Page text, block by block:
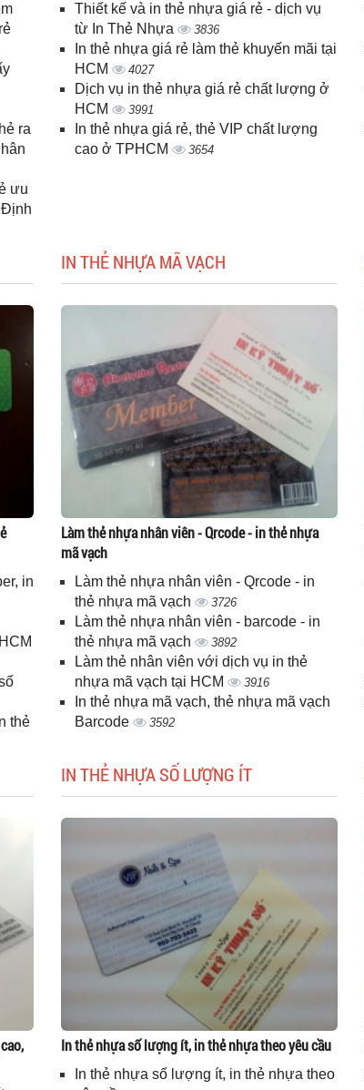
ra
ưu
Định
Thiết kế và in thẻ nhựa giá rẻ - dịch vụ
từ In Thẻ Nhựa
3836
In thẻ nhựa giá rẻ làm thẻ khuyến mãi tại
HCM
4027
Dịch vụ in thẻ nhựa giá rẻ chất lượng ở
HCM
3991
In thẻ nhựa giá rẻ, thẻ VIP chất lượng
cao ở TPHCM
3654
in
thẻ
IN THẺ NHỰA MÃ VẠCH
Làm thẻ nhựa nhân viên - Qrcode - in thẻ nhựa
mã vạch
Làm thẻ nhựa nhân viên - Qrcode - in
thẻ nhựa mã vạch
3726
Làm thẻ nhựa nhân viên - barcode - in
thẻ nhựa mã vạch
3892
Làm thẻ nhân viên với dịch vụ in thẻ
nhựa mã vạch tại HCM
3916
In thẻ nhựa mã vạch, thẻ nhựa mã vạch
Barcode
3592
IN THẺ NHỰA SỐ LƯỢNG ÍT
In thẻ nhựa số lượng ít, in thẻ nhựa theo yêu cầu
In thẻ nhựa số lượng ít, in thẻ nhựa theo